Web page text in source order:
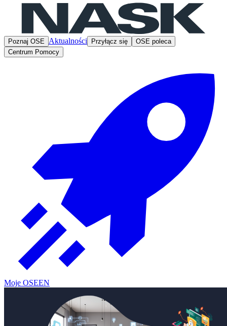
Poznaj OSE Aktualności Przyłącz się
OSE poleca
Centrum Pomocy
Moje OSEEN